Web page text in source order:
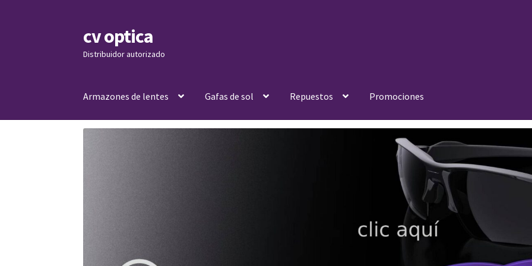
Skip
to
navigation
Skip
to
content
cv optica
Distribuidor autorizado
Armazones de lentes Gafas de sol Repuestos Promociones